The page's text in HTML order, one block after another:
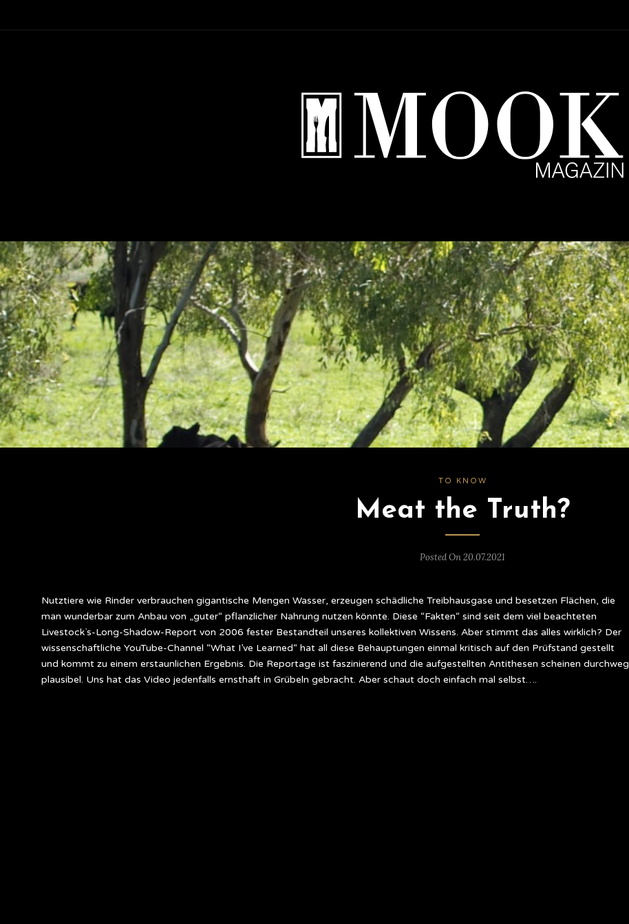
TO KNOW
Meat the Truth?
Posted On 20.07.2021
Nutztiere wie Rinder verbrauchen gigantische Mengen Wasser, erzeugen schädliche Treibhausgase und besetzen Flächen, die
man wunderbar zum Anbau von „guter“ pflanzlicher Nahrung nutzen könnte. Diese “Fakten“ sind seit dem viel beachteten
Livestock`s-Long-Shadow-Report von 2006 fester Bestandteil unseres kollektiven Wissens. Aber stimmt das alles wirklich? Der
wissenschaftliche YouTube-Channel “What I’ve Learned“ hat all diese Behauptungen einmal kritisch auf den Prüfstand gestellt
und kommt zu einem erstaunlichen Ergebnis. Die Reportage ist faszinierend und die aufgestellten Antithesen scheinen durchweg
plausibel. Uns hat das Video jedenfalls ernsthaft in Grübeln gebracht. Aber schaut doch einfach mal selbst….